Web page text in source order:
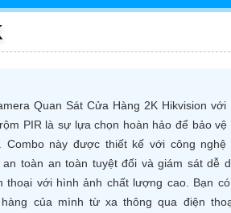
Quan Sát Cửa Hàng 2K Hikvision với
PIR là sự lựa chọn hoàn hảo để bảo vệ
Combo này được thiết kế với công nghệ
an toàn an toàn tuyệt đối và giám sát dễ
thoại với hình ảnh chất lượng cao. Bạn
của mình từ xa thông qua điện